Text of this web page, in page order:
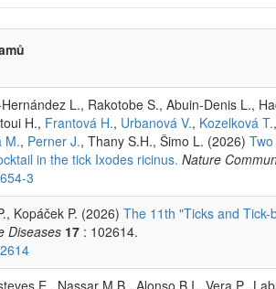
L., Rakotobe S., Abuin-Denis L.,
H., Frantová H., Urbanová V., Kozelková T.
M., Perner J., Thany S.H., Šimo L. (2026)
in the tick Ixodes ricinus. Nature
3
Kopáček P. (2026) The 11th "Ticks and
Diseases 17 : 102614.
E., Nassar M.B., Alonso B.I., Vera P.,